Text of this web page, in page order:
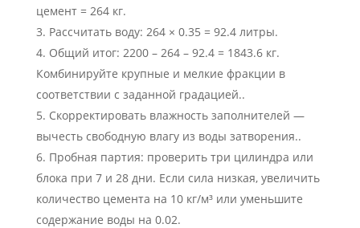
цемент = 264 кг.
Рассчитать воду: 264 × 0.35 = 92.4 литры.
Общий итог: 2200 – 264 – 92.4 = 1843.6 кг.
Комбинируйте крупные и мелкие фракции в
соответствии с заданной градацией..
Скорректировать влажность заполнителей —
вычесть свободную влагу из воды затворения..
Пробная партия: проверить три цилиндра или
блока при 7 и 28 дни. Если сила низкая, увеличить
количество цемента на 10 кг/м³ или уменьшите
содержание воды на 0.02.